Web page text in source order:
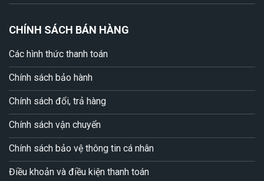
CHÍNH SÁCH BÁN HÀNG
Các hình thức thanh toán
Chính sách bảo hành
Chính sách đổi, trả hàng
Chính sách vận chuyển
Chính sách bảo vệ thông tin cá nhân
Điều khoản và điều kiện thanh toán